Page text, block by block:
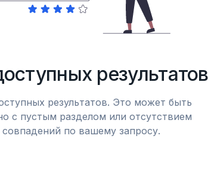
результатов
результатов. Это может быть
с пустым разделом или отсутствием
совпадений по вашему запросу.